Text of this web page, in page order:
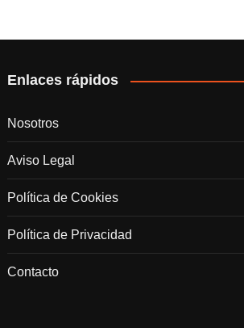
Enlaces rápidos
Nosotros
Aviso Legal
Política de Cookies
Política de Privacidad
Contacto